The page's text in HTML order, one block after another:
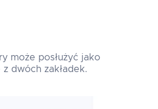
może posłużyć jako
dwóch zakładek.